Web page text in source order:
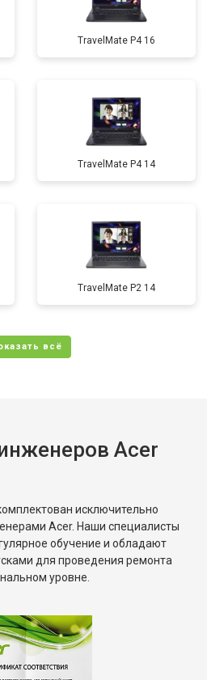
TravelMate P4 16
TravelMate P4 14
TravelMate P2 14
Acer
исключительно
Acer. Наши специалисты
обучение и обладают
для проведения ремонта
уровне.